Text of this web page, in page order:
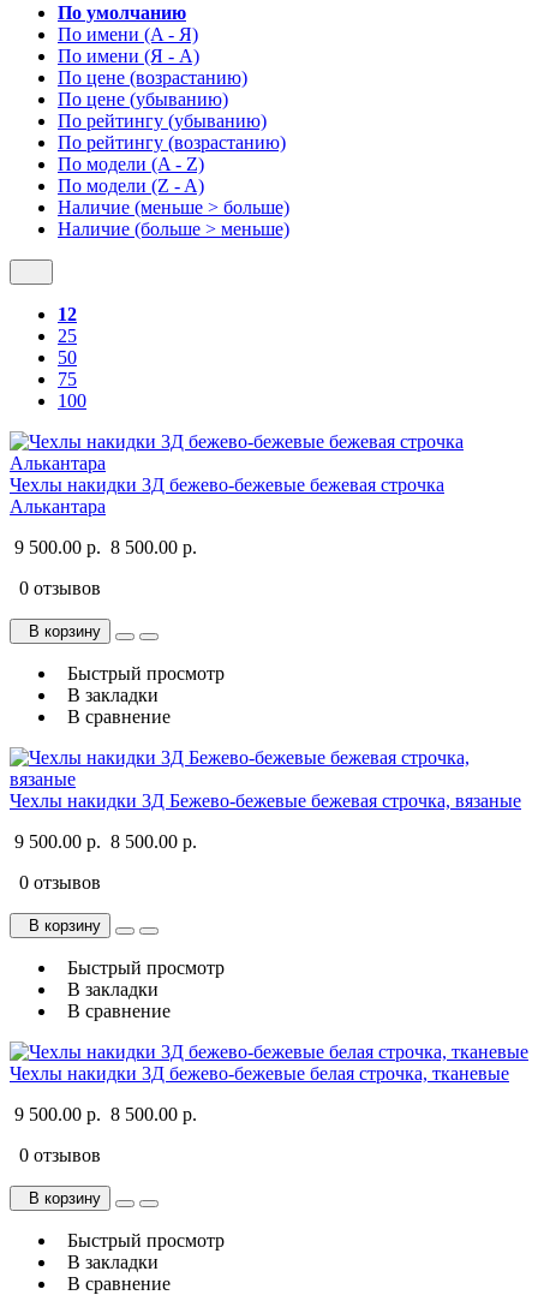
По умолчанию
По имени (A - Я)
По имени (Я - A)
По цене (возрастанию)
По цене (убыванию)
По рейтингу (убыванию)
По рейтингу (возрастанию)
По модели (A - Z)
По модели (Z - A)
Наличие (меньше > больше)
Наличие (больше > меньше)
12
25
50
75
100
Чехлы накидки 3Д бежево-бежевые бежевая строчка
Алькантара
9 500.00 р. 8 500.00 р.
0 отзывов
В корзину
Быстрый просмотр
В закладки
В сравнение
Чехлы накидки 3Д Бежево-бежевые бежевая строчка, вязаные
9 500.00 р. 8 500.00 р.
0 отзывов
В корзину
Быстрый просмотр
В закладки
В сравнение
Чехлы накидки 3Д бежево-бежевые белая строчка, тканевые
9 500.00 р. 8 500.00 р.
0 отзывов
В корзину
Быстрый просмотр
В закладки
В сравнение